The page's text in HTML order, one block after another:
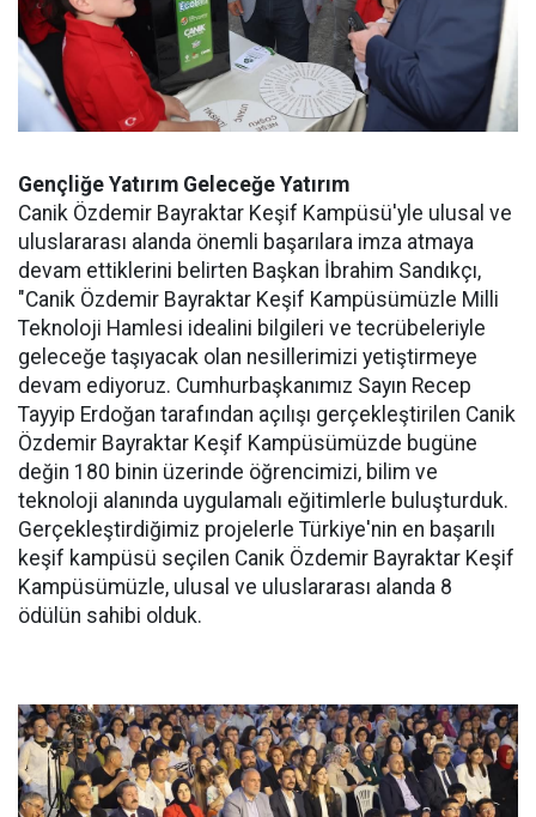
Gençliğe Yatırım Geleceğe Yatırım
Canik Özdemir Bayraktar Keşif Kampüsü'yle ulusal ve
uluslararası alanda önemli başarılara imza atmaya
devam ettiklerini belirten Başkan İbrahim Sandıkçı,
"Canik Özdemir Bayraktar Keşif Kampüsümüzle Milli
Teknoloji Hamlesi idealini bilgileri ve tecrübeleriyle
geleceğe taşıyacak olan nesillerimizi yetiştirmeye
devam ediyoruz. Cumhurbaşkanımız Sayın Recep
Tayyip Erdoğan tarafından açılışı gerçekleştirilen Canik
Özdemir Bayraktar Keşif Kampüsümüzde bugüne
değin 180 binin üzerinde öğrencimizi, bilim ve
teknoloji alanında uygulamalı eğitimlerle buluşturduk.
Gerçekleştirdiğimiz projelerle Türkiye'nin en başarılı
keşif kampüsü seçilen Canik Özdemir Bayraktar Keşif
Kampüsümüzle, ulusal ve uluslararası alanda 8
ödülün sahibi olduk.